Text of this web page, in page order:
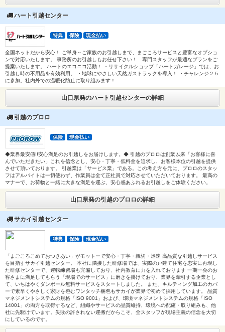
ハート引越センター
特典 保険 現金払い
全国ネットだから安心！ ご単身～ご家族のお引越しまで、まごころサービスと豊富なオプショ
ンで対応いたします。 事務所のお引越しもお任せ下さい！ 専門スタッフが最適なプランをご
提案いたします。 ハートのエコニコ活動！ ・リサイクルショップ「ハートガレージ」では、お
引越し時の不用品を有効利用。 ・地球にやさしい天然ガストラックを導入！ ・チャレンジ２５
に参加。社内外での温暖化防止に取り組みます！
山口県発のハート引越センターの詳細
引越のプロロ
保険 現金払い
◆業界最安値!!安心満足のお引越しをお届けします。◆ 引越のプロロは創業以来「お客様に喜
んでいただきたい」これを信念とし、安心・丁寧・低料金を追求し、お客様本位の引越を提供
させて頂いております。 引越業は「サービス業」である。この考え方を元に、プロロのスタッ
フはアルバイトは一切使わず、作業員は全て正社員で対応させていただいております。 最高の
マナーで、お荷物と一緒に大きな満足を運ぶ、安心感あふれるお引越しをご体験ください。
山口県発の引越のプロロの詳細
サカイ引越センター
特典 保険 現金払い
「まごころこめておつきあい」がモットーで安心・丁寧・親切・迅速 高品質な引越しサービス
を目指すサカイ引越センター。 本社に隣接した研修場では、実際の戸建て住宅を忠実に再現し
た研修センターで、運転練習場も完備しており、社内教育に力を入れております 一期一会のお
客さまに満足してもらう「現場でのサービス」に磨きを掛けており、業界を牽引する企業とし
て、いちはやくダンボール無料サービスをスタートしました。 また、キルティング加工のカバ
ーで素早くやさしく家財を包むワンタッチ梱包もサカイが業界で初めて採用しています。 品質
マネジメントシステムの規格「ISO 9001」および、環境マネジメントシステムの規格「ISO
14001」の両方を取得するなど、組織やサービスの品質維持、環境への配慮・取り組みも、他
社に先駆けています。失敗の許されない運搬だからこそ、全スタッフが現場主義の信念を大切
にしているのです。